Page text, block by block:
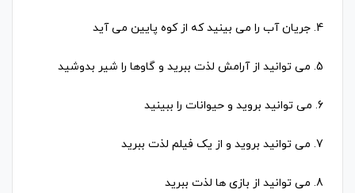
4. جریان آب را می بینید که از کوه پایین می آید
5. می توانید از آرامش لذت ببرید و گاوها را شیر بدوشید
6. می توانید بروید و حیوانات را ببینید
7. می توانید بروید و از یک فیلم لذت ببرید
8. می توانید از بازی ها لذت ببرید